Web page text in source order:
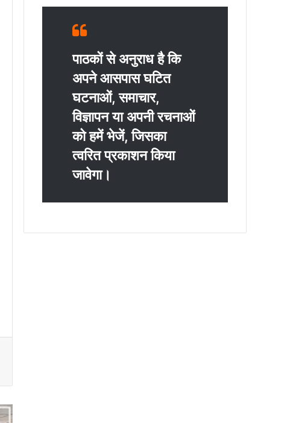
पाठकों से अनुराध है कि
अपने आसपास घटित
घटनाओं, समाचार,
विज्ञापन या अपनी रचनाओं
को हमें भेजें, जिसका
त्‍वरित प्रकाशन किया
जावेगा।